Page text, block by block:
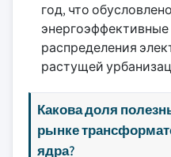
год, что
распределения
растущей
Какова доля
рынке
ядра?